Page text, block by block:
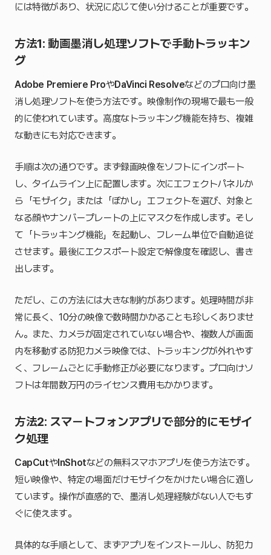
には特徴があり、状況に応じて使い分けることが重要です。
方法1: 動画墨消し処理ソフトで手動トラッキン
グ
Adobe Premiere ProやDaVinci Resolveなどのプロ向け墨
消し処理ソフトを使う方法です。映像制作の現場で最も一般
的に使われています。高度なトラッキング機能を持ち、複雑
な動きにも対応できます。
手順は次の通りです。まず録画映像をソフトにインポート
し、タイムライン上に配置します。次にエフェクトパネルか
ら「モザイク」または「ぼかし」エフェクトを選び、対象と
なる顔やナンバープレートの上にマスクを作成します。そし
て「トラッキング機能」を起動し、フレーム単位で自動追従
させます。最後にエクスポート設定で解像度を確認し、書き
出します。
ただし、この方法には大きな制約があります。処理時間が非
常に長く、10分の映像で数時間かかることも珍しくありませ
ん。また、カメラが固定されていない場合や、複数人が画面
内を移動する防犯カメラ映像では、トラッキングが外れやす
く、フレームごとに手動修正が必要になります。プロ向けソ
フトは年間数万円のライセンス費用もかかります。
方法2: スマートフォンアプリで部分的にモザイ
ク処理
CapCutやInShotなどの無料スマホアプリを使う方法です。
短い映像や、特定の場面だけモザイクをかけたい場合に適し
ています。操作が直感的で、墨消し処理経験がない人でもす
ぐに使えます。
具体的な手順として、まずアプリをインストールし、防犯カ